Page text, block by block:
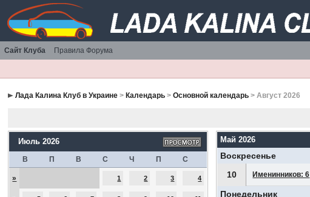
Сайт Клуба Правила Форума
Лада Калина Клуб в Украине > Календарь >Основной календарь > Август 2026
Июль 2026
В П В С Ч П С
» 1 2 3 4
Май 2026
Воскресенье
10
Именинников: 6
Понедельник